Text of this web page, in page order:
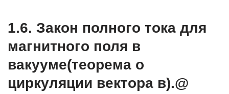
1.6. Закон полного тока для
магнитного поля в
вакууме(теорема о
циркуляции вектора в).@